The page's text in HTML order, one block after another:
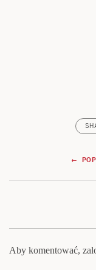
Nawigacja
wpisu
←
Aby komentować,